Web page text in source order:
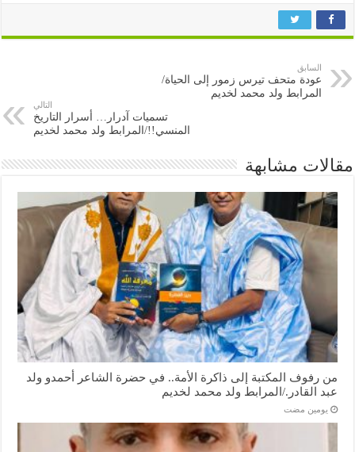
السابق
عودة متحف تيرس زمور إلى الحياة/
المرابط ولد محمد لخديم
التالي
تسميات آدرار… أسرار التاريخ
المنسي!!/المرابط ولد محمد لخديم
مقالات مشابهة
من رفوف المكتبة إلى ذاكرة الأمة.. في حضرة الشاعر أحمدو ولد
عبد القادر./المرابط ولد محمد لخديم
‏يومين مضت